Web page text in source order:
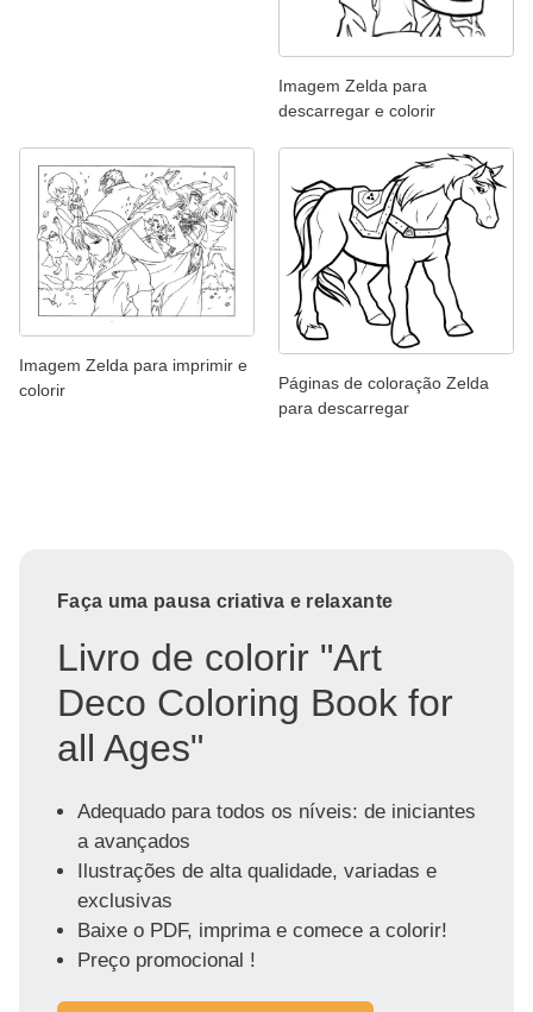
Imagem Zelda para
descarregar e colorir
Imagem Zelda para imprimir e
colorir
Páginas de coloração Zelda
para descarregar
Faça uma pausa criativa e relaxante
Livro de colorir "Art
Deco Coloring Book for
all Ages"
Adequado para todos os níveis: de iniciantes
a avançados
Ilustrações de alta qualidade, variadas e
exclusivas
Baixe o PDF, imprima e comece a colorir!
Preço promocional !